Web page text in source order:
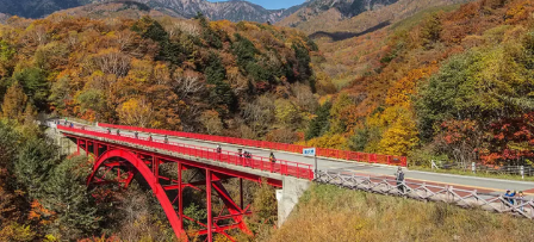
เดินทางมาตลอดทั้งปี เป็นที่รู้จักในนาม ``หมู่บ้าน
แห่งผืนน้ำอันโด่งดัง'' และพื้นที่ 3 แห่งได้รับเลือก
ให้เป็นหนึ่งใน 100 ผืนน้ำอันโด่งดังของญี่ปุ่น น้ำที่
อุดมสมบูรณ์นี้ได้รับความนิยมในฐานะน้ำ
ธรรมชาติ และเรามีน้ำแร่ที่มีปริมาณการผลิตมาก
ที่สุดแห่งหนึ่งในญี่ปุ่น สาเกผลิตจากน้ำใสเช่นกัน
และคุณสามารถเพลิดเพลินกับทิวทัศน์ธรรมชาติที่
สวยงามและอาหารอันอุดมสมบูรณ์ได้